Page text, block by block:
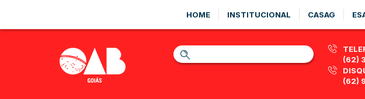
HOME INSTITUCIONAL CASAG
(62)
(62)